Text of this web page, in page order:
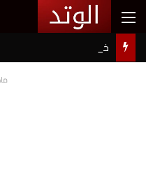
القائمة